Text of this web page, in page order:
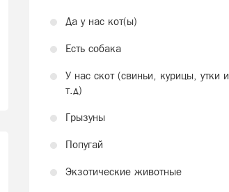
Да у нас кот(ы)
Есть собака
У нас скот (свиньи, курицы, утки и
т.д)
Грызуны
Попугай
Экзотические животные